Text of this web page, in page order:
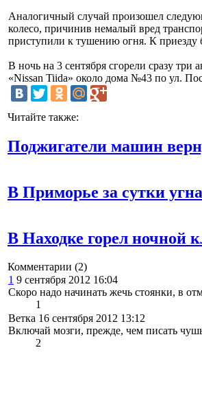
Аналогичный случай произошел
колесо, причинив немалый вред
приступили к тушению огня. К приезду
В ночь на 3 сентября сгорели сразу
«Nissan Tiida» около дома №43 по ул.
Читайте также:
Поджигатели машин
В Приморье за сутки
В Находке горел ночной
Комментарии (2)
1 9 сентября 2012 16:04
Скоро надо начинать жечь стоянки, в
1
Ветка 16 сентября 2012 13:12
Включай мозги, прежде, чем писать
2